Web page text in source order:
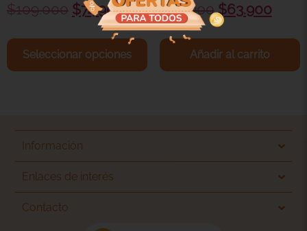
$109.000 $74.900
Seleccionar opciones
$80.900 $63.900
Añadir al carrito
Información
Enlaces de interés
Contacto